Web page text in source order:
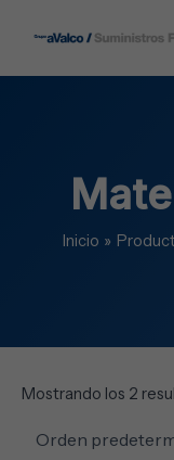
Inicio
Mostrando los 2